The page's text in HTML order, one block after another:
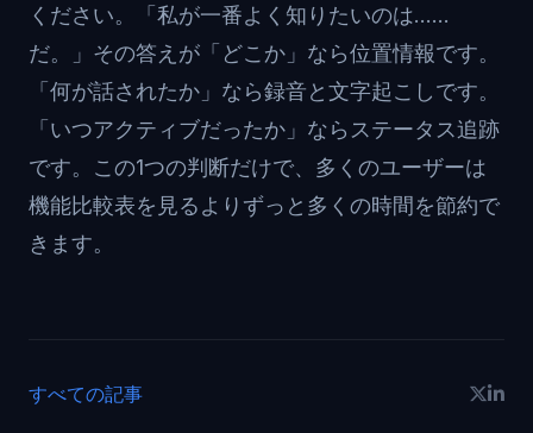
ください。「私が一番よく知りたいのは……
だ。」その答えが「どこか」なら位置情報です。
「何が話されたか」なら録音と文字起こしです。
「いつアクティブだったか」ならステータス追跡
です。この1つの判断だけで、多くのユーザーは
機能比較表を見るよりずっと多くの時間を節約で
きます。
すべての記事